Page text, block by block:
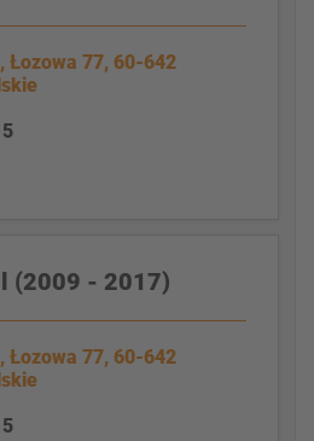
Łozowa 77, 60-642
(2009 - 2017)
Łozowa 77, 60-642